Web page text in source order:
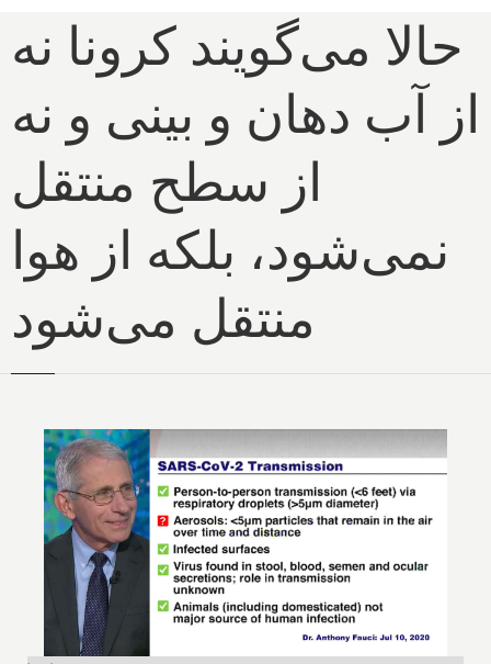
حالا می‌گویند کرونا نه
از آب دهان و بینی و نه
از سطح منتقل
نمی‌شود، بلکه از هوا
منتقل می‌شود